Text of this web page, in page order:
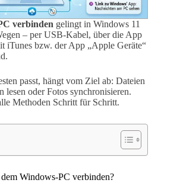
verbinden gelingt in Windows 11
– per USB-Kabel, über die App
iTunes bzw. der App „Apple Geräte“
passt, hängt vom Ziel ab: Dateien
lesen oder Fotos synchronisieren.
Methoden Schritt für Schritt.
Windows-PC verbinden?